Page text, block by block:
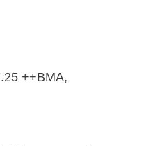
++BMA,